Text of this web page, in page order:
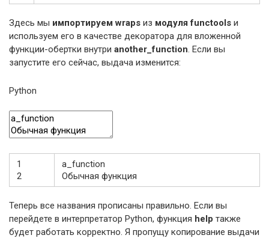
Здесь мы импортируем wraps из модуля functools и
используем его в качестве декоратора для вложенной
функции-обертки внутри another_function. Если вы
запустите его сейчас, выдача изменится:
Python
1
2
a function
Обычная функция
Теперь все названия прописаны правильно. Если вы
перейдете в интерпретатор Python, функция help также
будет работать корректно. Я пропущу копирование выдачи